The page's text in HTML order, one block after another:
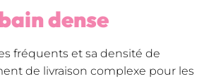
dense
fréquents et sa densité de
de livraison complexe pour les